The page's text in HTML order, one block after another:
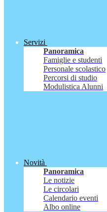
Servizi
Panoramica
Famiglie e studenti
Personale scolastico
Percorsi di studio
Modulistica Alunni
Novità
Panoramica
Le notizie
Le circolari
Calendario eventi
Albo online